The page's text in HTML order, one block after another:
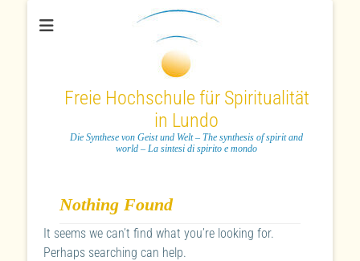
Freie Hochschule für Spiritualität
in Lundo
Die Synthese von Geist und Welt – The synthesis of spirit and
world – La sintesi di spirito e mondo
Nothing Found
It seems we can’t find what you’re looking for.
Perhaps searching can help.